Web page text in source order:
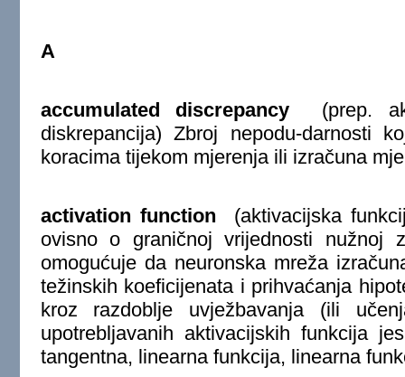
A
accumulated discrepancy (prep.
diskrepancija) Zbroj nepodu-darnosti
koracima tijekom mjerenja ili izračuna
activation function (aktivacijska
ovisno o graničnoj vrijednosti nužnoj
omogućuje da neuronska mreža
težinskih koeficijenata i prihvaćanja
kroz razdoblje uvježbavanja (ili
upotrebljavanih aktivacijskih funkcija
tangentna, linearna funkcija, linearna